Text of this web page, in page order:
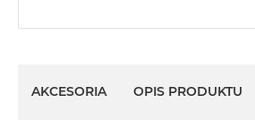
AKCESORIA OPIS PRODUKTU